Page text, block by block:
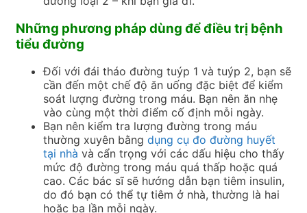
Những phương pháp dùng để điều trị bệnh
tiểu đường
Đối với đái tháo đường tuýp 1 và tuýp 2, bạn sẽ
cần đến một chế độ ăn uống đặc biệt để kiểm
soát lượng đường trong máu. Bạn nên ăn nhẹ
vào cùng một thời điểm cố định mỗi ngày.
Bạn nên kiểm tra lượng đường trong máu
thường xuyên bằng dụng cụ đo đường huyết
tại nhà và cẩn trọng với các dấu hiệu cho thấy
mức độ đường trong máu quá thấp hoặc quá
cao. Các bác sĩ sẽ hướng dẫn bạn tiêm insulin,
do đó bạn có thể tự tiêm ở nhà, thường là hai
hoặc ba lần mỗi ngày.